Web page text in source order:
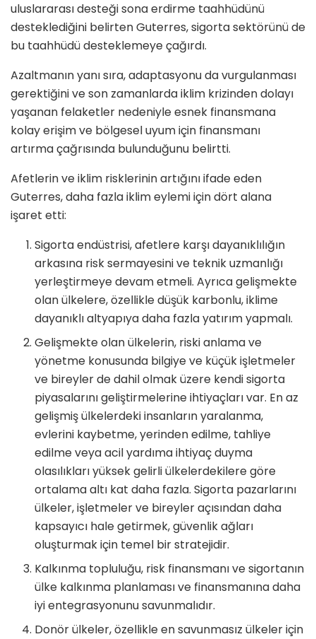
uluslararası desteği sona erdirme taahhüdünü
desteklediğini belirten Guterres, sigorta sektörünü de
bu taahhüdü desteklemeye çağırdı.
Azaltmanın yanı sıra, adaptasyonu da vurgulanması
gerektiğini ve son zamanlarda iklim krizinden dolayı
yaşanan felaketler nedeniyle esnek finansmana
kolay erişim ve bölgesel uyum için finansmanı
artırma çağrısında bulunduğunu belirtti.
Afetlerin ve iklim risklerinin artığını ifade eden
Guterres, daha fazla iklim eylemi için dört alana
işaret etti:
Sigorta endüstrisi, afetlere karşı dayanıklılığın
arkasına risk sermayesini ve teknik uzmanlığı
yerleştirmeye devam etmeli. Ayrıca gelişmekte
olan ülkelere, özellikle düşük karbonlu, iklime
dayanıklı altyapıya daha fazla yatırım yapmalı.
Gelişmekte olan ülkelerin, riski anlama ve
yönetme konusunda bilgiye ve küçük işletmeler
ve bireyler de dahil olmak üzere kendi sigorta
piyasalarını geliştirmelerine ihtiyaçları var. En az
gelişmiş ülkelerdeki insanların yaralanma,
evlerini kaybetme, yerinden edilme, tahliye
edilme veya acil yardıma ihtiyaç duyma
olasılıkları yüksek gelirli ülkelerdekilere göre
ortalama altı kat daha fazla. Sigorta pazarlarını
ülkeler, işletmeler ve bireyler açısından daha
kapsayıcı hale getirmek, güvenlik ağları
oluşturmak için temel bir stratejidir.
Kalkınma topluluğu, risk finansmanı ve sigortanın
ülke kalkınma planlaması ve finansmanına daha
iyi entegrasyonunu savunmalıdır.
Donör ülkeler, özellikle en savunmasız ülkeler için